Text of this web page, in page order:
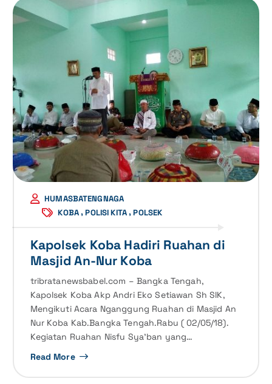
HUMASBATENGNAGA
KOBA,POLISI KITA,POLSEK
Kapolsek Koba Hadiri Ruahan di
Masjid An-Nur Koba
tribratanewsbabel.com – Bangka Tengah,
Kapolsek Koba Akp Andri Eko Setiawan Sh SIK,
Mengikuti Acara Nganggung Ruahan di Masjid An
Nur Koba Kab.Bangka Tengah.Rabu ( 02/05/18).
Kegiatan Ruahan Nisfu Sya’ban yang…
Read More